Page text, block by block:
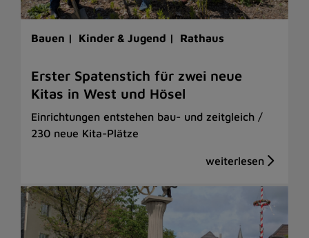
Bauen | Kinder & Jugend | Rathaus
Erster Spatenstich für zwei neue
Kitas in West und Hösel
Einrichtungen entstehen bau- und zeitgleich /
230 neue Kita-Plätze